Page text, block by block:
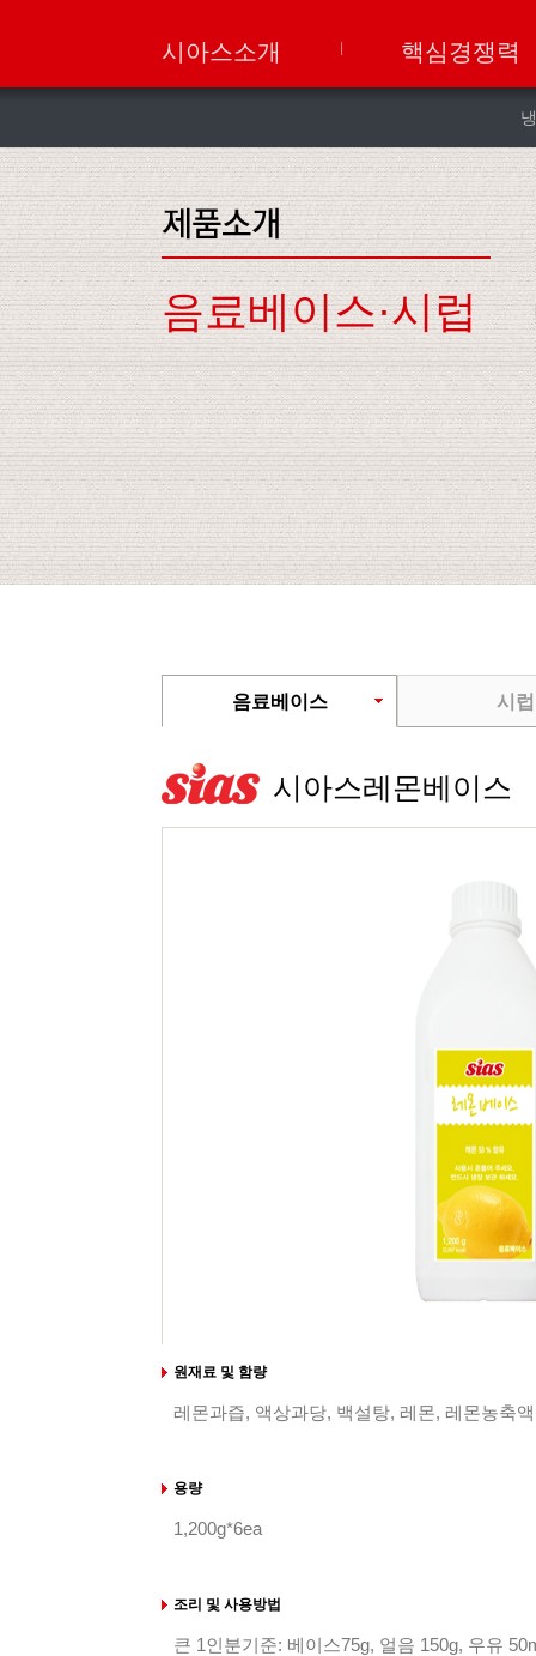
시아스소개 핵심경쟁력
음료베이스·시럽
음료베이스 시럽
시아스레몬베이스
원재료 및 함량
레몬과즙, 액상과당, 백설탕, 레몬, 레몬농축
용량
1,200g*6ea
조리 및 사용방법
큰 1인분기준: 베이스75g, 얼음 150g, 우유